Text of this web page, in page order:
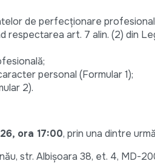
de perfecționare
respectarea art. 7 alin. (2) din
personal (Formular 1);
2).
ora 17:00, prin una dintre
str. Albișoara 38, et. 4, MD-